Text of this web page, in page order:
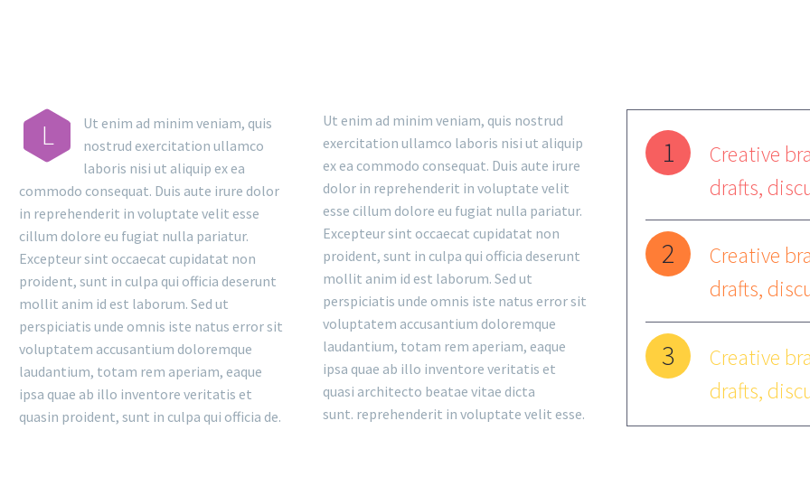
L
Ut enim ad minim veniam, quis
nostrud exercitation ullamco
laboris nisi ut aliquip ex ea
commodo consequat. Duis aute irure dolor
in reprehenderit in voluptate velit esse
cillum dolore eu fugiat nulla pariatur.
Excepteur sint occaecat cupidatat non
proident, sunt in culpa qui officia deserunt
mollit anim id est laborum. Sed ut
perspiciatis unde omnis iste natus error sit
voluptatem accusantium doloremque
laudantium, totam rem aperiam, eaque
ipsa quae ab illo inventore veritatis et
quasin proident, sunt in culpa qui officia de.
Ut enim ad minim veniam, quis nostrud
exercitation ullamco laboris nisi ut aliquip
ex ea commodo consequat. Duis aute irure
dolor in reprehenderit in voluptate velit
esse cillum dolore eu fugiat nulla pariatur.
Excepteur sint occaecat cupidatat non
proident, sunt in culpa qui officia deserunt
mollit anim id est laborum. Sed ut
perspiciatis unde omnis iste natus error sit
voluptatem accusantium doloremque
laudantium, totam rem aperiam, eaque
ipsa quae ab illo inventore veritatis et
quasi architecto beatae vitae dicta
sunt. reprehenderit in voluptate velit esse.
1
Creative
drafts,
2
Creative
drafts,
3
Creative
drafts,